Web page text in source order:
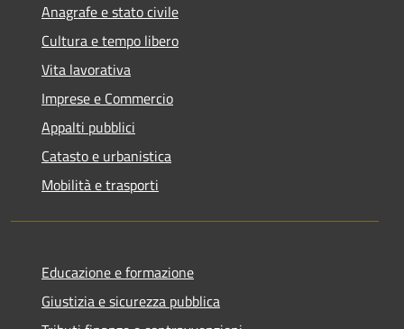
Anagrafe e stato civile
Cultura e tempo libero
Vita lavorativa
Imprese e Commercio
Appalti pubblici
Catasto e urbanistica
Mobilità e trasporti
Educazione e formazione
Giustizia e sicurezza pubblica